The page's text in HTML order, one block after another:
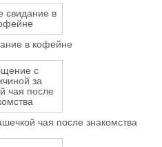
в кофейне
чая после знакомства